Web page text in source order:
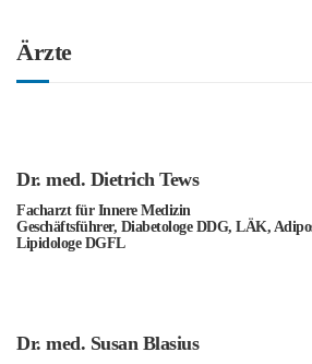
Ärzte
Dr. med. Dietrich Tews
Facharzt für Innere Medizin
Geschäftsführer, Diabetologe DDG, LÄK,
Lipidologe DGFL
Dr. med. Susan Blasius